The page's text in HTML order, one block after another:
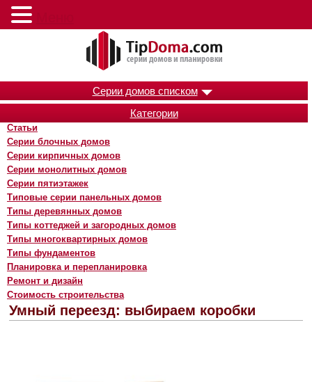
Серии домов списком
Категории
Статьи
Серии блочных домов
Серии кирпичных домов
Серии монолитных домов
Серии пятиэтажек
Типовые серии панельных домов
Типы деревянных домов
Типы коттеджей и загородных домов
Типы многоквартирных домов
Типы фундаментов
Планировка и перепланировка
Ремонт и дизайн
Стоимость строительства
Умный переезд: выбираем коробки